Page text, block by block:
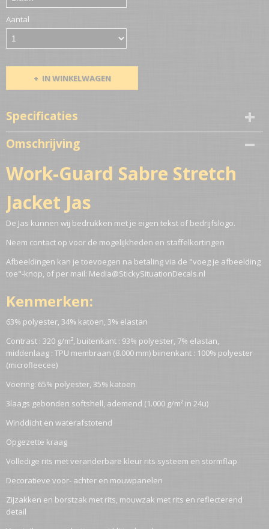
Aantal
IN WINKELWAGEN
Specificaties
Productcode
772-10056
Netto gewicht
1,00 Kg
Omschrijving
Work-Guard Sabre Stretch
Jacket Jas
De Jas kunnen wij bedrukken met je eigen tekst of bedrijfslogo.
Neem contact op voor de mogelijkheden en staffelkortingen
Afbeeldingen kan je toevoegen na betaling via de "voeg je afbeelding
toe"-knop, of per mail: Media@StickySituationDecals.nl
Kenmerken:
63% polyester, 34% katoen, 3% elastan
Contrast : 320 g/m², buitenkant : 93% polyester, 7% elastan,
middenlaag : TPU membraan (8.000 mm) biinenkant : 100% polyester
(microfleecee)
Voering: 65% polyester, 35% katoen
3laags gebonden softshell, ademend (1.000 g/m² in 24u)
Winddicht en waterafstotend
Opgezette kraag
Volledige rits met veranderbare kleur rits systeem en stormflap
Decoratieve voor- achter en mouwpanelen
Zijzakken en borstzak met rits, mouwzak met rits en reflecterend
detail